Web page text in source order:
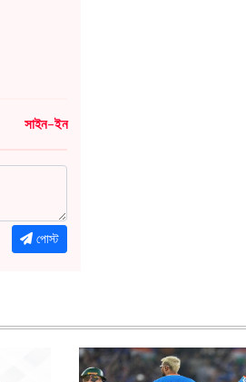
সাইন-ইন
পোস্ট